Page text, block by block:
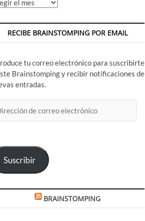
RECIBE BRAINSTOMPING POR EMAIL
tu correo electrónico para suscribirte
Brainstomping y recibir notificaciones de
entradas.
Suscribir
BRAINSTOMPING